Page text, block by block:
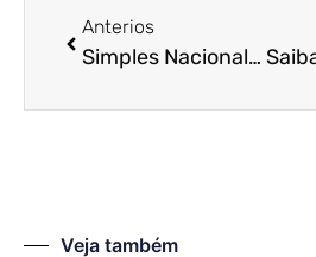
Anterios
Veja também